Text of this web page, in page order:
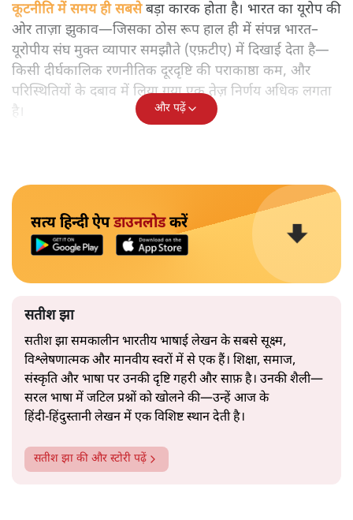
कूटनीति में समय ही सबसेबड़ा कारक होता है। भारत का यूरोप की
ओर ताज़ा झुकाव—जिसका ठोस रूप हाल ही में संपन्न भारत–
यूरोपीय संघ मुक्त व्यापार समझौते (एफ़टीए) में दिखाई देता है—
किसी दीर्घकालिक रणनीतिक दूरदृष्टि की पराकाष्ठा कम, और
परिस्थितियों के दबाव में लिया गया एक तेज़ निर्णय अधिक लगता
है।
और पढ़ें
सत्य हिन्दी ऐपडाउनलोडकरें
सतीश झा
सतीश झा समकालीन भारतीय भाषाई लेखन के सबसे सूक्ष्म,
विश्लेषणात्मक और मानवीय स्वरों में से एक हैं। शिक्षा, समाज,
संस्कृति और भाषा पर उनकी दृष्टि गहरी और साफ़ है। उनकी शैली—
सरल भाषा में जटिल प्रश्नों को खोलने की—उन्हें आज के
हिंदी‑हिंदुस्तानी लेखन में एक विशिष्ट स्थान देती है।
सतीश झा की और स्टोरी पढ़ें